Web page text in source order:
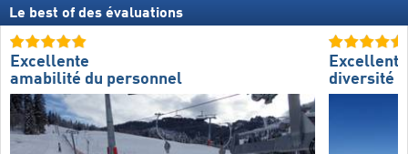
Le best of des évaluations
Excellente
amabilité du personnel
Excellente
diversité